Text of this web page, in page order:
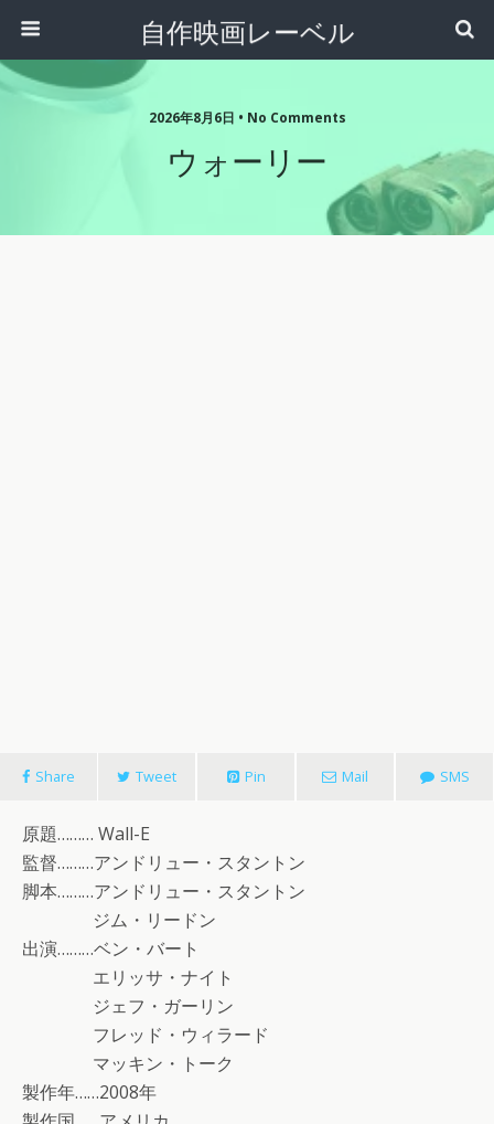
自作映画レーベル
2026年8月6日 • No Comments
ウォーリー
Share Tweet Pin Mail SMS
原題……… Wall-E
監督………アンドリュー・スタントン
脚本………アンドリュー・スタントン
ジム・リードン
出演………ベン・バート
エリッサ・ナイト
ジェフ・ガーリン
フレッド・ウィラード
マッキン・トーク
製作年……2008年